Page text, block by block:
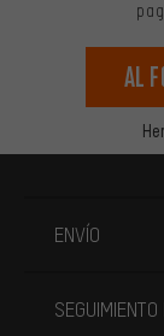
Al
ENVÍO